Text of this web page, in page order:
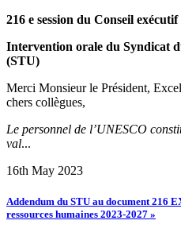
216 e session du Conseil
Intervention orale du Syndicat
(STU)
Merci Monsieur le Président,
chers collègues,
Le personnel de l’UNESCO
val...
16th May 2023
Addendum du STU au document 216
ressources humaines 2023-2027 »